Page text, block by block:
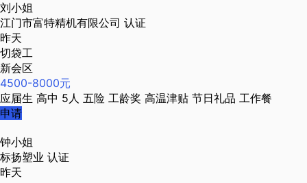
刘小姐
江门市富特精机有限公司 认证
昨天
切袋工
新会区
4500-8000元
应届生 高中 5人 五险 工龄奖 高温津贴 节日礼品 工作餐
申请
钟小姐
标扬塑业 认证
昨天